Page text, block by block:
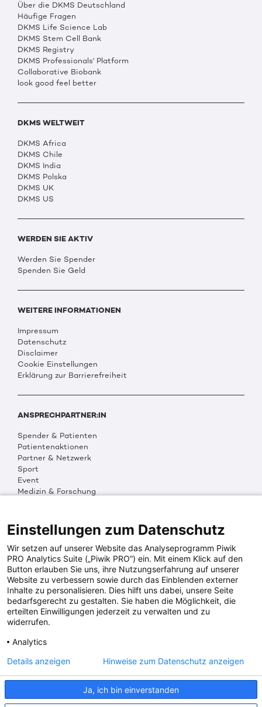
Über die DKMS Deutschland
Häufige Fragen
DKMS Life Science Lab
DKMS Stem Cell Bank
DKMS Registry
DKMS Professionals' Platform
Collaborative Biobank
look good feel better
DKMS WELTWEIT
DKMS Africa
DKMS Chile
DKMS India
DKMS Polska
DKMS UK
DKMS US
WERDEN SIE AKTIV
Werden Sie Spender
Spenden Sie Geld
WEITERE INFORMATIONEN
Impressum
Datenschutz
Disclaimer
Cookie Einstellungen
Erklärung zur Barrierefreiheit
ANSPRECHPARTNER:IN
Spender & Patienten
Patientenaktionen
Partner & Netzwerk
Sport
Event
Medizin & Forschung
Multimedia
Social Media
PRESSEINFOS
Fotos & Media
Digitale Pressemappen
Patientenaktionen
DKMS SPENDENKONTO
DKMS Donor Center gGmbH
IBAN: DE64641500200000255556
BIC: SOLADES1TUB
Einstellungen zum Datenschutz
Wir setzen auf unserer Website das Analyseprogramm Piwik
PRO Analytics Suite („Piwik PRO“) ein. Mit einem Klick auf den
Button erlauben Sie uns, ihre Nutzungserfahrung auf unserer
Website zu verbessern sowie durch das Einblenden externer
Inhalte zu personalisieren. Dies hilft uns dabei, unsere Seite
bedarfsgerecht zu gestalten. Sie haben die Möglichkeit, die
erteilten Einwilligungen jederzeit zu verwalten und zu
widerrufen.
Analytics
Ja, ich bin einverstanden
Details anzeigen Hinweise zum Datenschutz anzeigen